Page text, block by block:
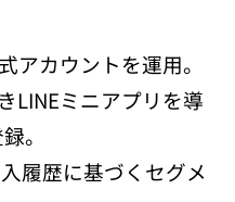
アカウントを運用。
LINEミニアプリを導
。
履歴に基づくセグメ